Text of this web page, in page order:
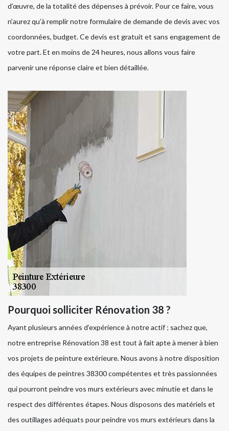
d’œuvre, de la totalité des dépenses à prévoir. Pour ce faire, vous
n’aurez qu’à remplir notre formulaire de demande de devis avec vos
coordonnées, budget. Ce devis est gratuit et sans engagement de
votre part. Et en moins de 24 heures, nous allons vous faire
parvenir une réponse claire et bien détaillée.
Pourquoi solliciter Rénovation 38 ?
Ayant plusieurs années d’expérience à notre actif ; sachez que,
notre entreprise Rénovation 38 est tout à fait apte à mener à bien
vos projets de peinture extérieure. Nous avons à notre disposition
des équipes de peintres 38300 compétentes et très passionnées
qui pourront peindre vos murs extérieurs avec minutie et dans le
respect des différentes étapes. Nous disposons des matériels et
des outillages adéquats pour peindre vos murs extérieurs dans la